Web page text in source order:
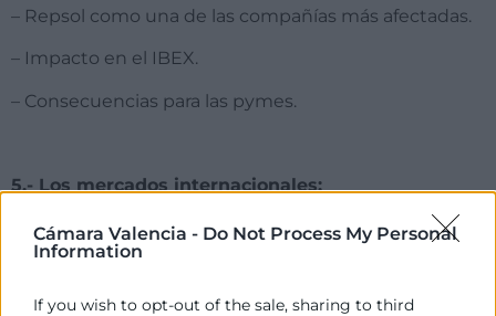
Cámara Valencia - Do Not Process My Personal
Information
If you wish to opt-out of the sale, sharing to third
– Repsol como una de las compañías más afectadas.
– Impacto en el IBEX.
– Consecuencias para las pymes.
5.- Los mercados internacionales:
Mercosur:
– Latam.
– Europa.